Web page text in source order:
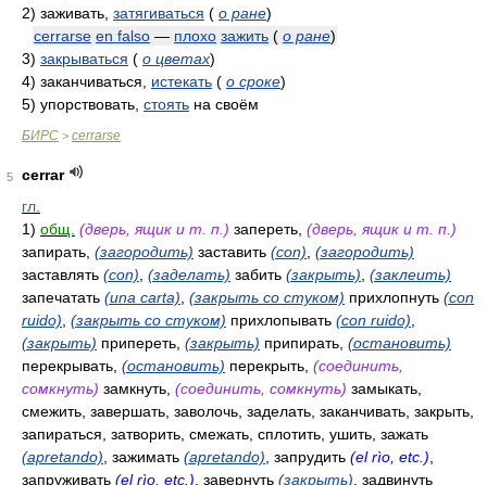
2) заживать, затягиваться ( о ране)
cerrarse en falso — плохо зажить ( о ране)
3) закрываться ( о цветах)
4) заканчиваться, истекать ( о сроке)
5) упорствовать, стоять на своём
БИРС > cerrarse
5
cerrar
гл.
1) общ. (дверь, ящик и т. п.) запереть, (дверь, ящик и т. п.)
запирать, (загородить) заставить (con) (загородить)
заставлять (con) (заделать) забить (закрыть) (заклеить)
запечатать (una carta) (закрыть со стуком) прихлопнуть (con
ruido) (закрыть со стуком) прихлопывать (con ruido)
(закрыть) припереть, (закрыть) припирать, (остановить)
перекрывать, (остановить) перекрыть, (соединить,
сомкнуть) замкнуть, (соединить, сомкнуть) замыкать,
смежить, завершать, заволочь, заделать, заканчивать, закрыть,
запираться, затворить, смежать, сплотить, ушить, зажать
(apretando) , зажимать (apretando) , запрудить (el rìo, etc.)
запруживать (el rìo, etc.) , завернуть (закрыть) , задвинуть